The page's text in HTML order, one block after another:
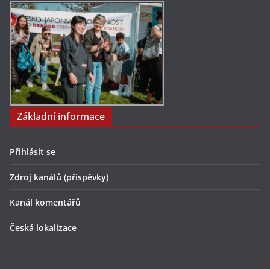
Základní informace
Přihlásit se
Zdroj kanálů (příspěvky)
Kanál komentářů
Česká lokalizace